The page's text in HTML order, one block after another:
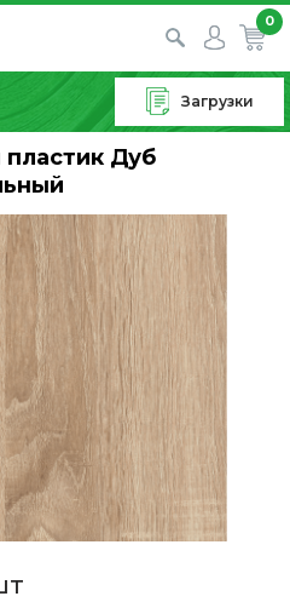
0
Загрузки
Дуб